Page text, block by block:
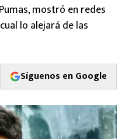
mostró en redes
lo alejará de las
Síguenos en Google